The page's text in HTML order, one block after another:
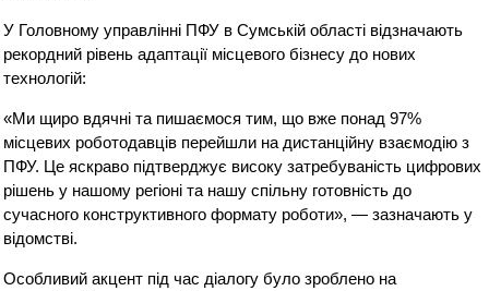
У Головному управлінні ПФУ в Сумській області відзначають
рекордний рівень адаптації місцевого бізнесу до нових
технологій:
«Ми щиро вдячні та пишаємося тим, що вже понад 97%
місцевих роботодавців перейшли на дистанційну взаємодію з
ПФУ. Це яскраво підтверджує високу затребуваність цифрових
рішень у нашому регіоні та нашу спільну готовність до
сучасного конструктивного формату роботи», — зазначають у
відомстві.
Особливий акцент під час діалогу було зроблено на